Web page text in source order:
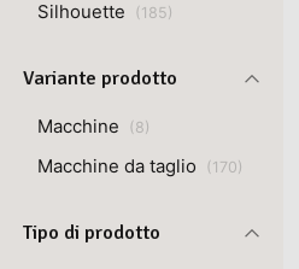
Silhouette (185)
Variante prodotto
Macchine (8)
Macchine da taglio (170)
Tipo di prodotto